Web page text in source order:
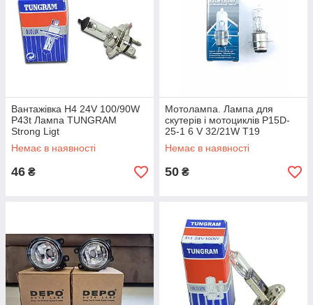
Вантажівка H4 24V 100/90W
P43t Лампа TUNGRAM
Strong Ligt
Немає в наявності
46 ₴
Мотолампа. Лампа для
скутерів і мотоциклів P15D-
25-1 6 V 32/21W T19
Немає в наявності
50 ₴